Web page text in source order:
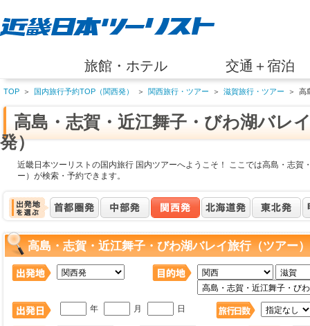
旅館・ホテル 交通＋宿泊
TOP ＞ 国内旅行予約TOP（関西発） ＞ 関西旅行・ツアー ＞ 滋賀旅行・ツアー ＞ 高
高島・志賀・近江舞子・びわ湖バレ
発）
近畿日本ツーリストの国内旅行 国内ツアーへようこそ！ ここでは高島・志賀
ー）が検索・予約できます。
高島・志賀・近江舞子・びわ湖バレイ旅行（ツアー
年 月 日